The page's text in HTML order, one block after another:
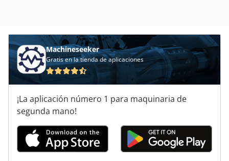
Machineseeker
Gratis en la tienda de aplicaciones
¡La aplicación número 1 para maquinaria de
segunda mano!